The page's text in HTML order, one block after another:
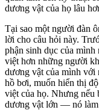
dương vật của họ lâu
Tại sao một người đàn
lời cho câu hỏi này.
phận sinh dục của
việt hơn những người
dương vật của mình với
hồ bơi, muốn hiển thị
việt của họ. Nhưng nếu
dương vật lớn — nó làm